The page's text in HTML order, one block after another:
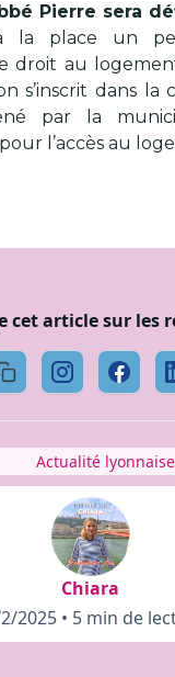
Pierre sera
la place un
droit au
s’inscrit dans la
par la
l’accès au
cet article sur les
Actualité lyonnaise
Chiara
2025 • 5 min de